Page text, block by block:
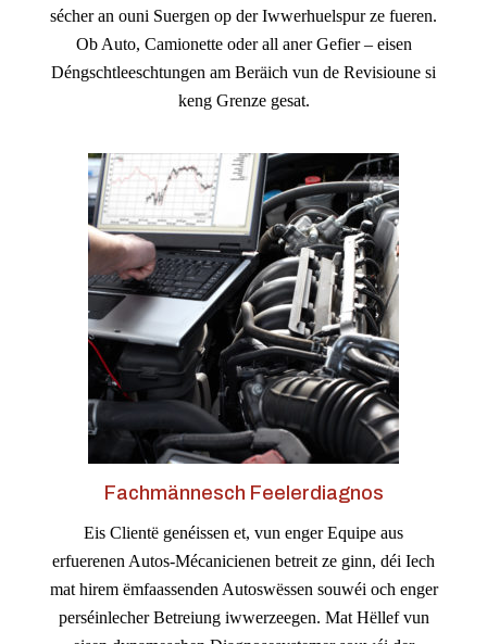
sécher an ouni Suergen op der Iwwerhuelspur ze fueren.
Ob Auto, Camionette oder all aner Gefier – eisen
Déngschtleeschtungen am Beräich vun de Revisioune si
keng Grenze gesat.
Fachmännesch Feelerdiagnos
Eis Clientë genéissen et, vun enger Equipe aus
erfuerenen Autos-Mécanicienen betreit ze ginn, déi Iech
mat hirem ëmfaassenden Autoswëssen souwéi och enger
perséinlecher Betreiung iwwerzeegen. Mat Hëllef vun